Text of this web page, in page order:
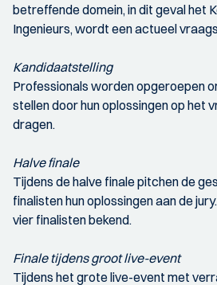
betreffende domein, in dit geval het
Ingenieurs, wordt een actueel
Kandidaatstelling
Professionals worden opgeroepen
stellen door hun oplossingen op het
dragen.
Halve finale
Tijdens de halve finale pitchen de
finalisten hun oplossingen aan de
vier finalisten bekend.
Finale tijdens groot live-event
Tijdens het grote live-event met